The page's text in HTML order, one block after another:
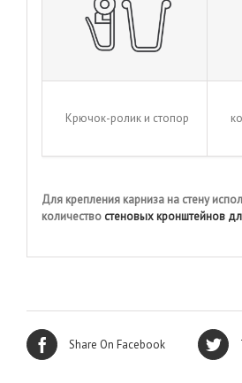
Крючок-ролик и стопор
Для крепления карниза на стену
количество стеновых кронштейнов
Share On Facebook